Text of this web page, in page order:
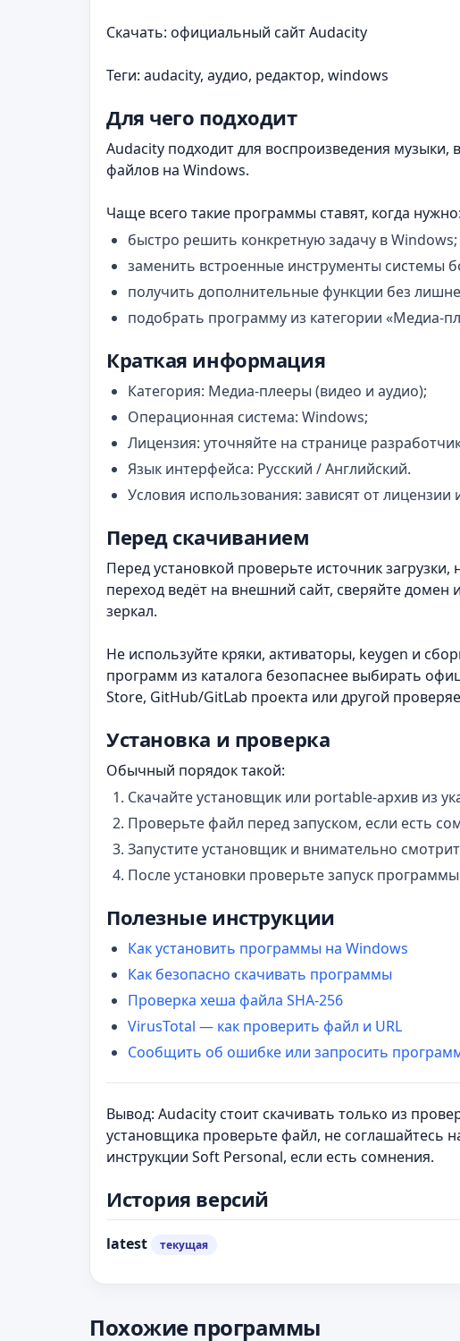
Скачать: официальный сайт Audacity
Теги: audacity, аудио, редактор, windows
Для чего подходит
Audacity подходит для воспроизведения
файлов на Windows.
Чаще всего такие программы ставят, когда нужно:
быстро решить конкретную задачу в Windows;
заменить встроенные инструменты системы
получить дополнительные функции без
подобрать программу из категории «Медиа-
Краткая информация
Категория: Медиа-плееры (видео и аудио);
Операционная система: Windows;
Лицензия: уточняйте на странице
Язык интерфейса: Русский / Английский.
Условия использования: зависят от
Перед скачиванием
Перед установкой проверьте источник
переход ведёт на внешний сайт, сверяйте
зеркал.
Не используйте кряки, активаторы, keygen и
программ из каталога безопаснее выбирать
Store, GitHub/GitLab проекта или другой
Установка и проверка
Обычный порядок такой:
Скачайте установщик или portable-архив из
Проверьте файл перед запуском, если есть
Запустите установщик и внимательно
После установки проверьте запуск программы
Полезные инструкции
Как установить программы на Windows
Как безопасно скачивать программы
Проверка хеша файла SHA-256
VirusTotal — как проверить файл и URL
Сообщить об ошибке или запросить
Вывод: Audacity стоит скачивать только из
установщика проверьте файл, не соглашайтесь
инструкции Soft Personal, если есть сомнения.
История версий
latest текущая
Похожие программы